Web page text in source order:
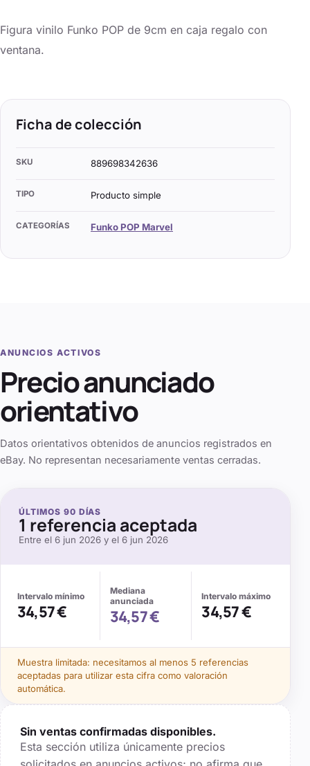
Figura vinilo Funko POP de 9cm en caja regalo con
ventana.
Ficha de colección
SKU 889698342636
TIPO Producto simple
CATEGORÍAS Funko POP Marvel
ANUNCIOS ACTIVOS
Precio anunciado
orientativo
Datos orientativos obtenidos de anuncios registrados en
eBay. No representan necesariamente ventas cerradas.
ÚLTIMOS 90 DÍAS
1 referencia aceptada
Entre el 6 jun 2026 y el 6 jun 2026
Intervalo mínimo
34,57 €
Mediana
anunciada
34,57 €
Intervalo máximo
34,57 €
Muestra limitada: necesitamos al menos 5 referencias
aceptadas para utilizar esta cifra como valoración
automática.
Sin ventas confirmadas disponibles.
Esta sección utiliza únicamente precios